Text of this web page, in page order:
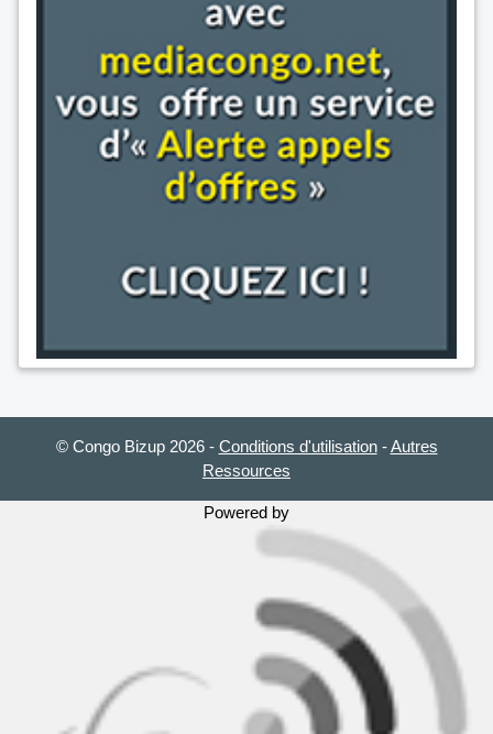
© Congo Bizup 2026 - Conditions d'utilisation-Autres
Ressources
Powered by